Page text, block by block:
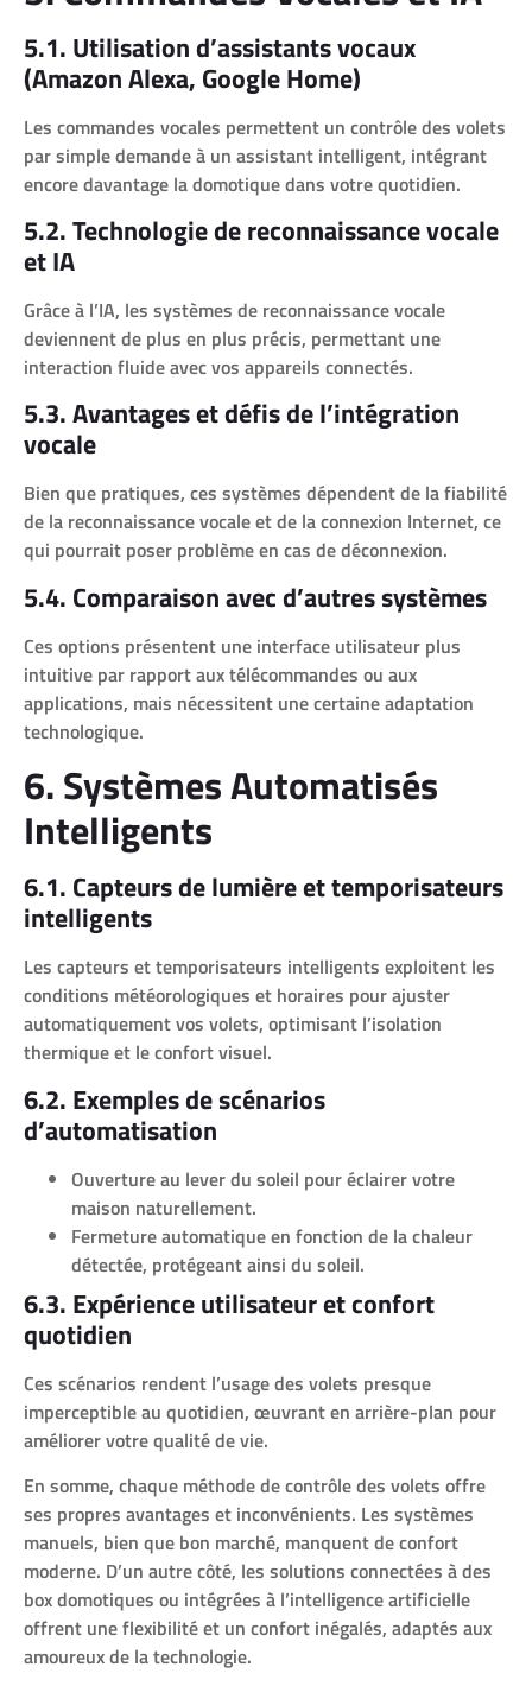
5.1. Utilisation d’assistants vocaux
(Amazon Alexa, Google Home)
Les commandes vocales permettent un contrôle des volets
par simple demande à un assistant intelligent, intégrant
encore davantage la domotique dans votre quotidien.
5.2. Technologie de reconnaissance vocale
et IA
Grâce à l’IA, les systèmes de reconnaissance vocale
deviennent de plus en plus précis, permettant une
interaction fluide avec vos appareils connectés.
5.3. Avantages et défis de l’intégration
vocale
Bien que pratiques, ces systèmes dépendent de la fiabilité
de la reconnaissance vocale et de la connexion Internet, ce
qui pourrait poser problème en cas de déconnexion.
5.4. Comparaison avec d’autres systèmes
Ces options présentent une interface utilisateur plus
intuitive par rapport aux télécommandes ou aux
applications, mais nécessitent une certaine adaptation
technologique.
6. Systèmes Automatisés
Intelligents
6.1. Capteurs de lumière et temporisateurs
intelligents
Les capteurs et temporisateurs intelligents exploitent les
conditions météorologiques et horaires pour ajuster
automatiquement vos volets, optimisant l’isolation
thermique et le confort visuel.
6.2. Exemples de scénarios
d’automatisation
Ouverture au lever du soleil pour éclairer votre
maison naturellement.
Fermeture automatique en fonction de la chaleur
détectée, protégeant ainsi du soleil.
6.3. Expérience utilisateur et confort
quotidien
Ces scénarios rendent l’usage des volets presque
imperceptible au quotidien, œuvrant en arrière-plan pour
améliorer votre qualité de vie.
En somme, chaque méthode de contrôle des volets offre
ses propres avantages et inconvénients. Les systèmes
manuels, bien que bon marché, manquent de confort
moderne. D’un autre côté, les solutions connectées à des
box domotiques ou intégrées à l’intelligence artificielle
offrent une flexibilité et un confort inégalés, adaptés aux
amoureux de la technologie.